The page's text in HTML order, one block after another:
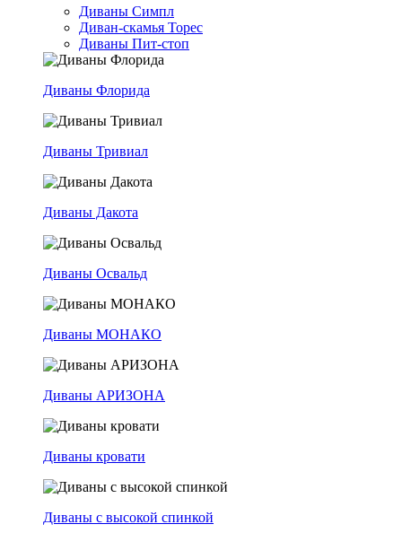
Диваны Симпл
Диван-скамья Торес
Диваны Пит-стоп
Диваны Флорида
Диваны Тривиал
Диваны Дакота
Диваны Освальд
Диваны МОНАКО
Диваны АРИЗОНА
Диваны кровати
Диваны с высокой спинкой